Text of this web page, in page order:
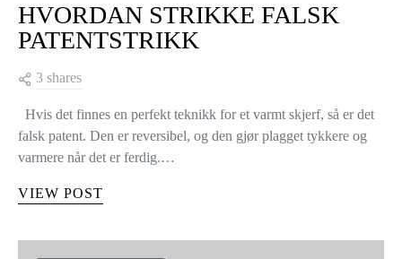
HVORDAN STRIKKE FALSK
PATENTSTRIKK
3 shares
Hvis det finnes en perfekt teknikk for et varmt skjerf, så er det
falsk patent. Den er reversibel, og den gjør plagget tykkere og
varmere når det er ferdig.…
VIEW POST